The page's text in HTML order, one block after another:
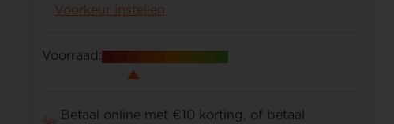
Voorkeur instellen
Voorraad:
Betaal online met €10 korting, of betaal